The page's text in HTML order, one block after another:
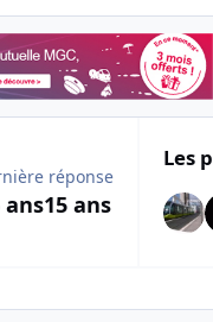
réponse
ans15 ans
Les
overview